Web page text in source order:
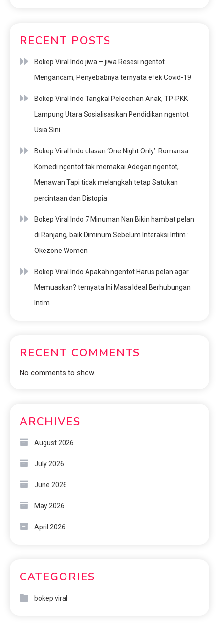
RECENT POSTS
Bokep Viral Indo jiwa – jiwa Resesi ngentot
Mengancam, Penyebabnya ternyata efek Covid-19
Bokep Viral Indo Tangkal Pelecehan Anak, TP-PKK
Lampung Utara Sosialisasikan Pendidikan ngentot
Usia Sini
Bokep Viral Indo ulasan ‘One Night Only’: Romansa
Komedi ngentot tak memakai Adegan ngentot,
Menawan Tapi tidak melangkah tetap Satukan
percintaan dan Distopia
Bokep Viral Indo 7 Minuman Nan Bikin hambat pelan
di Ranjang, baik Diminum Sebelum Interaksi Intim :
Okezone Women
Bokep Viral Indo Apakah ngentot Harus pelan agar
Memuaskan? ternyata Ini Masa Ideal Berhubungan
Intim
RECENT COMMENTS
No comments to show.
ARCHIVES
August 2026
July 2026
June 2026
May 2026
April 2026
CATEGORIES
bokep viral